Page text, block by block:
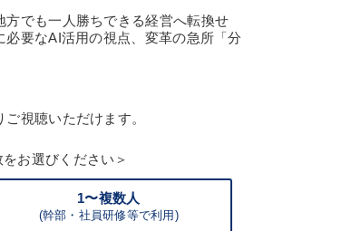
方でも一人勝ちできる経営へ転換せ
要なAI活用の視点、変革の急所「分
視聴いただけます。
お選びください＞
1〜複数人
(幹部・ 社員研修等で利用)